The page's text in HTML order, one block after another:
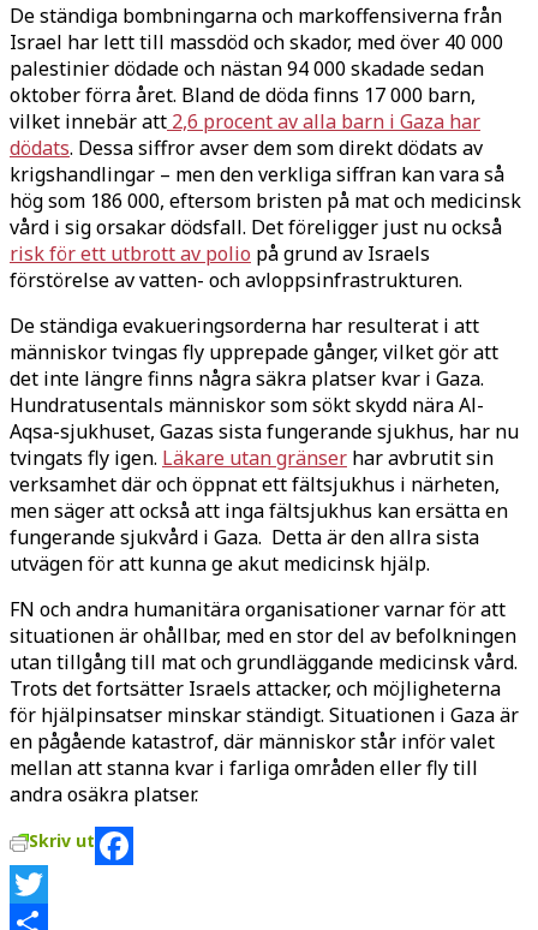
De ständiga bombningarna och markoffensiverna från
Israel har lett till massdöd och skador, med över 40 000
palestinier dödade och nästan 94 000 skadade sedan
oktober förra året. Bland de döda finns 17 000 barn,
vilket innebär att 2,6 procent av alla barn i Gaza har
dödats. Dessa siffror avser dem som direkt dödats av
krigshandlingar – men den verkliga siffran kan vara så
hög som 186 000, eftersom bristen på mat och medicinsk
vård i sig orsakar dödsfall. Det föreligger just nu också
risk för ett utbrott av polio på grund av Israels
förstörelse av vatten- och avloppsinfrastrukturen.
De ständiga evakueringsorderna har resulterat i att
människor tvingas fly upprepade gånger, vilket gör att
det inte längre finns några säkra platser kvar i Gaza.
Hundratusentals människor som sökt skydd nära Al-
Aqsa-sjukhuset, Gazas sista fungerande sjukhus, har nu
tvingats fly igen. Läkare utan gränser har avbrutit sin
verksamhet där och öppnat ett fältsjukhus i närheten,
men säger att också att inga fältsjukhus kan ersätta en
fungerande sjukvård i Gaza. Detta är den allra sista
utvägen för att kunna ge akut medicinsk hjälp.
FN och andra humanitära organisationer varnar för att
situationen är ohållbar, med en stor del av befolkningen
utan tillgång till mat och grundläggande medicinsk vård.
Trots det fortsätter Israels attacker, och möjligheterna
för hjälpinsatser minskar ständigt. Situationen i Gaza är
en pågående katastrof, där människor står inför valet
mellan att stanna kvar i farliga områden eller fly till
andra osäkra platser.
Skriv ut
Facebook
Twitter